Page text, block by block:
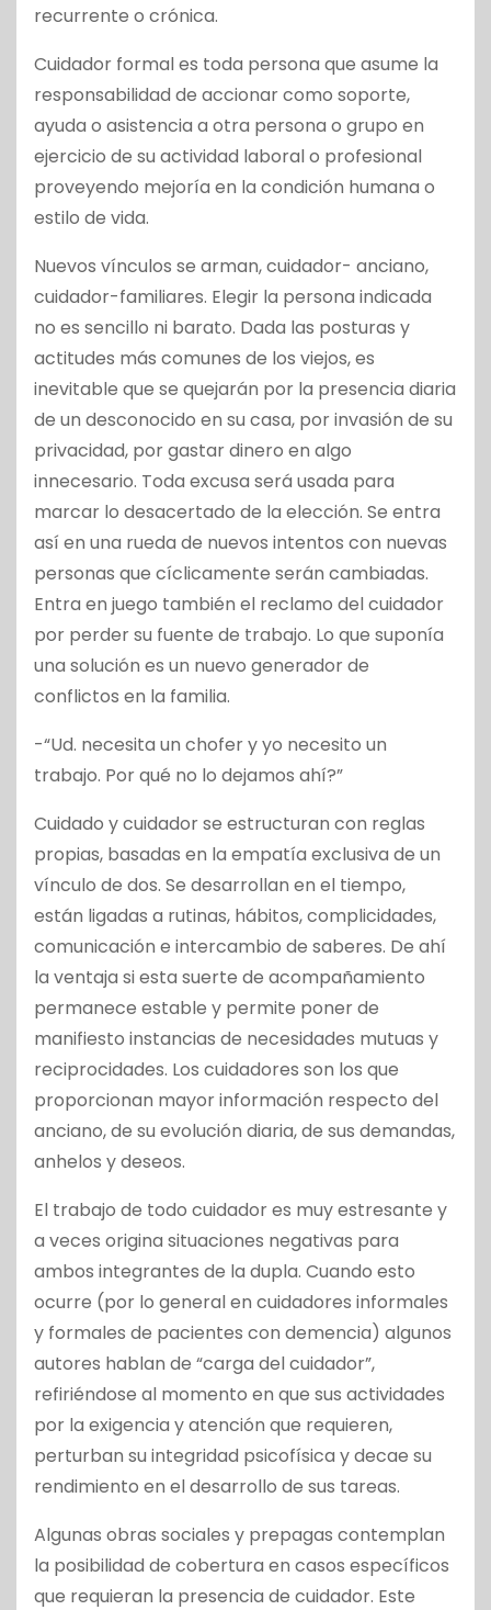
recurrente o crónica.
Cuidador formal es toda persona que asume la
responsabilidad de accionar como soporte,
ayuda o asistencia a otra persona o grupo en
ejercicio de su actividad laboral o profesional
proveyendo mejoría en la condición humana o
estilo de vida.
Nuevos vínculos se arman, cuidador- anciano,
cuidador-familiares. Elegir la persona indicada
no es sencillo ni barato. Dada las posturas y
actitudes más comunes de los viejos, es
inevitable que se quejarán por la presencia diaria
de un desconocido en su casa, por invasión de su
privacidad, por gastar dinero en algo
innecesario. Toda excusa será usada para
marcar lo desacertado de la elección. Se entra
así en una rueda de nuevos intentos con nuevas
personas que cíclicamente serán cambiadas.
Entra en juego también el reclamo del cuidador
por perder su fuente de trabajo. Lo que suponía
una solución es un nuevo generador de
conflictos en la familia.
-“Ud. necesita un chofer y yo necesito un
trabajo. Por qué no lo dejamos ahí?”
Cuidado y cuidador se estructuran con reglas
propias, basadas en la empatía exclusiva de un
vínculo de dos. Se desarrollan en el tiempo,
están ligadas a rutinas, hábitos, complicidades,
comunicación e intercambio de saberes. De ahí
la ventaja si esta suerte de acompañamiento
permanece estable y permite poner de
manifiesto instancias de necesidades mutuas y
reciprocidades. Los cuidadores son los que
proporcionan mayor información respecto del
anciano, de su evolución diaria, de sus demandas,
anhelos y deseos.
El trabajo de todo cuidador es muy estresante y
a veces origina situaciones negativas para
ambos integrantes de la dupla. Cuando esto
ocurre (por lo general en cuidadores informales
y formales de pacientes con demencia) algunos
autores hablan de “carga del cuidador”,
refiriéndose al momento en que sus actividades
por la exigencia y atención que requieren,
perturban su integridad psicofísica y decae su
rendimiento en el desarrollo de sus tareas.
Algunas obras sociales y prepagas contemplan
la posibilidad de cobertura en casos específicos
que requieran la presencia de cuidador. Este